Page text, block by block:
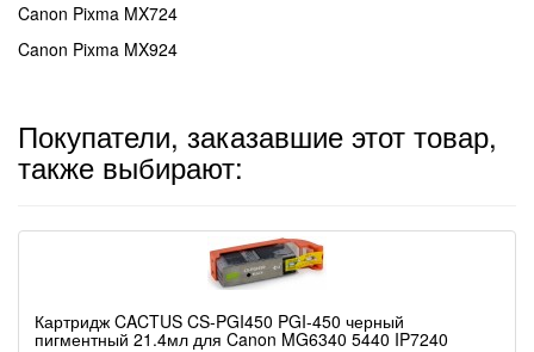
Canon Pixma MX724
Canon Pixma MX924
Покупатели, заказавшие этот товар,
также выбирают:
Картридж CACTUS CS-PGI450 PGI-450 черный
пигментный 21.4мл для Canon MG6340 5440 IP7240